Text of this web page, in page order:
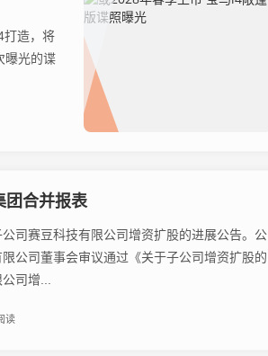
打造，将
团合并报表
司赛豆科技有限公司增资扩股的进展公告。公
公司董事会审议通过《关于子公司增资扩股的
司增...
读